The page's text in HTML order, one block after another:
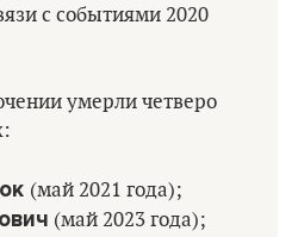
с событиями 2020
умерли четверо
(май 2021 года);
(май 2023 года);